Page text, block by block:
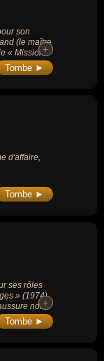
son
(le maître
« Mission
171
+
+
Tombe ►
d'affaire,
Tombe ►
ses rôles
» (1974),
noire
ou «
+
+
Tombe ►